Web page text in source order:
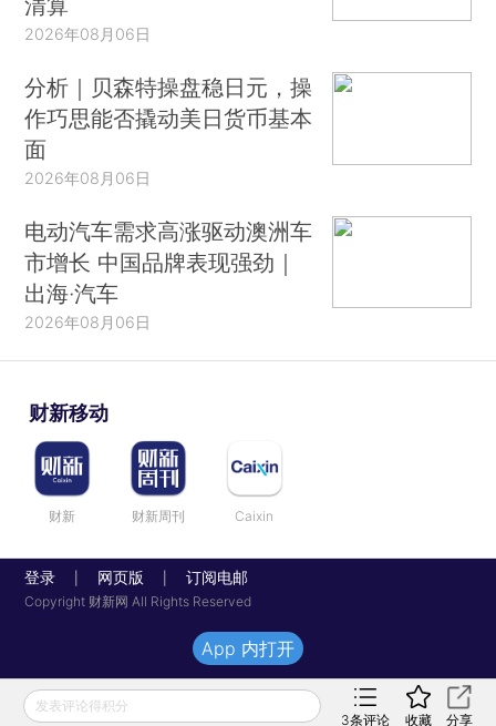
2026年08月06日
分析｜贝森特操盘稳日元，操
作巧思能否撬动美日货币基本
面
2026年08月06日
电动汽车需求高涨驱动澳洲车
市增长 中国品牌表现强劲｜
出海·汽车
2026年08月06日
财新移动
财新 财新周刊 Caixin
登录 网页版 订阅电邮
Copyright 财新网 All Rights Reserved
发表评论得积分
3条评论 收藏 分享
App 内打开